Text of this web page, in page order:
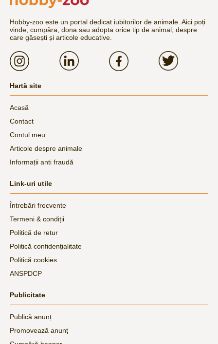
Hobby-zoo este un portal dedicat iubitorilor de animale. Aici poți
vinde, cumpăra, dona sau adopta orice tip de animal, despre
care găsești și articole educative.
Hartă site
Acasă
Contact
Contul meu
Articole despre animale
Informații anti fraudă
Link-uri utile
Întrebări frecvente
Termeni & condiții
Politică de retur
Politică confidențialitate
Politică cookies
ANSPDCP
Publicitate
Publică anunț
Promovează anunț